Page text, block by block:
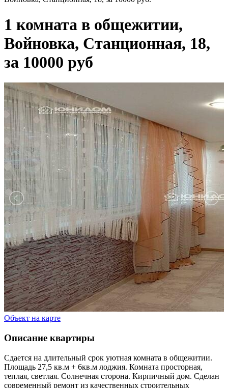
1 комната в общежитии,
Войновка, Станционная, 18,
за 10000 руб
Объект на карте
Описание квартиры
Сдается на длительный срок уютная комната в общежитии.
Площадь 27,5 кв.м + 6кв.м лоджия. Комната просторная,
теплая, светлая. Солнечная сторона. Кирпичный дом. Сделан
современный ремонт из качественных строительных